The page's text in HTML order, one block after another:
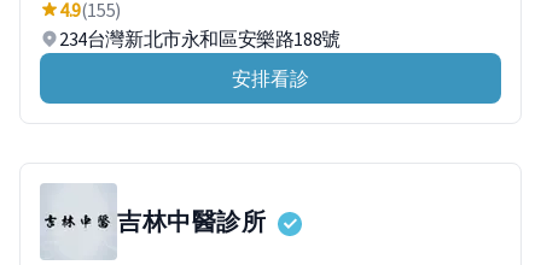
4.9(155)
234台灣新北市永和區安樂路188號
安排看診
吉林中醫診所